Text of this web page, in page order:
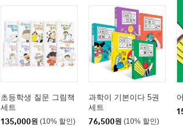
초등학생 질문 그림책
세트
135,000원 (10% 할인)
과학이 기본이다 5권
세트
76,500원 (10% 할인)